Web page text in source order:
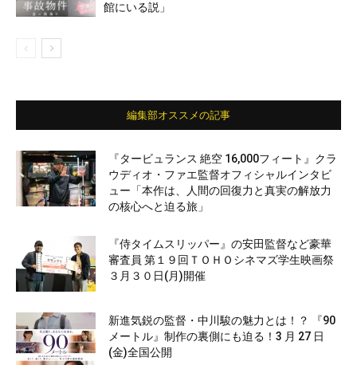
館にいる説」
編集部オススメの記事
『タービュランス 絶空 16,000フィート』クラ
ウディオ・ファエ監督オフィシャルインタビ
ュー「本作は、人間の回復力と真実の解放力
の核心へと迫る旅」
『侍タイムスリッパー』の安田監督など豪華
審査員 第１９回ＴＯＨＯシネマズ学生映画祭
３月３０日(月)開催
新進気鋭の監督・中川駿の魅力とは！？ 『90
メートル』制作の裏側にも迫る！3 月 27 日
(金)全国公開